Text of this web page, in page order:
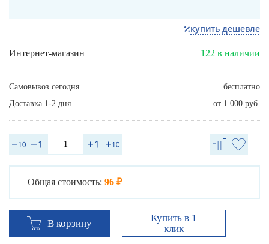
купить дешевле
Интернет-магазин 122 в наличии
Самовывоз сегодня
бесплатно
Доставка 1-2 дня
от 1 000 руб.
Общая стоимость: 96 ₽
В корзину
Купить в 1
клик